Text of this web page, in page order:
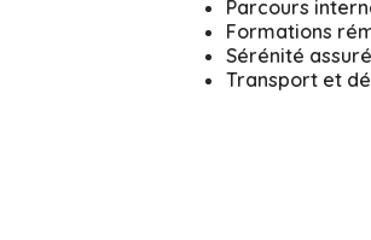
Parcours
Formations
Sérénité
Transport et